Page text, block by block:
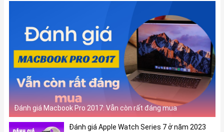
Đánh giá Macbook Pro 2017: Vẫn còn rất đáng mua
Đánh giá Apple Watch Series 7 ở năm 2023